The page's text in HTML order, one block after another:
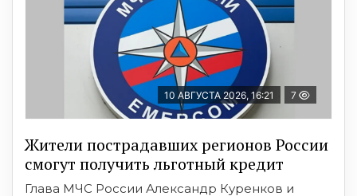
10 АВГУСТА 2026, 16:21 7
Жители пострадавших регионов России
смогут получить льготный кредит
Глава МЧС России Александр Куренков и